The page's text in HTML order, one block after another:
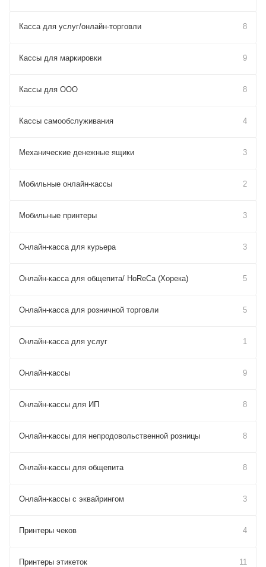
Касса для услуг/онлайн-торговли 8
Кассы для маркировки 9
Кассы для ООО 8
Кассы самообслуживания 4
Механические денежные ящики 3
Мобильные онлайн-кассы 2
Мобильные принтеры 3
Онлайн-касса для курьера 3
Онлайн-касса для общепита/ HoReCa (Хорека) 5
Онлайн-касса для розничной торговли 5
Онлайн-касса для услуг 1
Онлайн-кассы 9
Онлайн-кассы для ИП 8
Онлайн-кассы для непродовольственной розницы 8
Онлайн-кассы для общепита 8
Онлайн-кассы с эквайрингом 3
Принтеры чеков 4
Принтеры этикеток 11